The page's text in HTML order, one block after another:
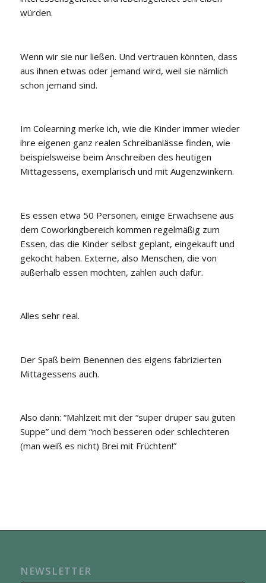
würden.
Wenn wir sie nur ließen. Und vertrauen könnten, dass
aus ihnen etwas oder jemand wird, weil sie nämlich
schon jemand sind.
Im Colearning merke ich, wie die Kinder immer wieder
ihre eigenen ganz realen Schreibanlässe finden, wie
beispielsweise beim Anschreiben des heutigen
Mittagessens, exemplarisch und mit Augenzwinkern.
Es essen etwa 50 Personen, einige Erwachsene aus
dem Coworkingbereich kommen regelmäßig zum
Essen, das die Kinder selbst geplant, eingekauft und
gekocht haben. Externe, also Menschen, die von
außerhalb essen möchten, zahlen auch dafür.
Alles sehr real.
Der Spaß beim Benennen des eigens fabrizierten
Mittagessens auch.
Also dann: “Mahlzeit mit der “super druper sau guten
Suppe” und dem “noch besseren oder schlechteren
(man weiß es nicht) Brei mit Früchten!”
NEWSLETTER